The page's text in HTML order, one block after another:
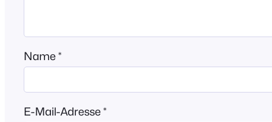
Name*
E-Mail-Adresse*